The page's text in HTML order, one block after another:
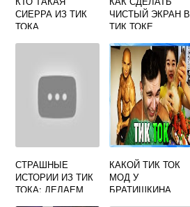
СИЕРРА ИЗ ТИК
ТОКА
ЧИСТЫЙ ЭКРАН В
ТИК ТОКЕ
СТРАШНЫЕ
ИСТОРИИ ИЗ ТИК
ТОКА: ДЕЛАЕМ
КАКОЙ ТИК ТОК
МОД У
БРАТИШКИНА